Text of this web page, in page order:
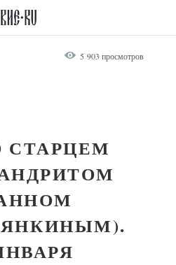
5 903 просмотров
СТАРЦЕМ